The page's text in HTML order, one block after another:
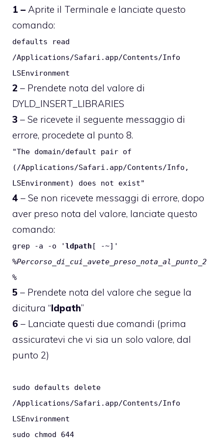
1 – Aprite il Terminale e lanciate questo
comando:
defaults read
/Applications/Safari.app/Contents/Info
LSEnvironment
2 – Prendete nota del valore di
DYLD_INSERT_LIBRARIES
3 – Se ricevete il seguente messaggio di
errore, procedete al punto 8.
"The domain/default pair of
(/Applications/Safari.app/Contents/Info,
LSEnvironment) does not exist"
4 – Se non ricevete messaggi di errore, dopo
aver preso nota del valore, lanciate questo
comando:
grep -a -o 'ldpath [ -~] '
%Percorso_di_cui_avete_preso_nota_al_punto_2
%
5 – Prendete nota del valore che segue la
dicitura “ldpath”
6 – Lanciate questi due comandi (prima
assicuratevi che vi sia un solo valore, dal
punto 2)
sudo defaults delete
/Applications/Safari.app/Contents/Info
LSEnvironment
sudo chmod 644